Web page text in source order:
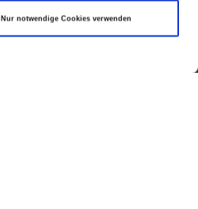
Nur notwendige Cookies verwenden